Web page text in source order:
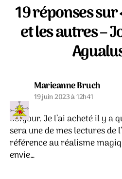
19 réponses
et les autres –
Marieanne Bruchdit :
19 juin 2023 à 12h41
Bonjour. Je l’ai acheté il y a
sera une de mes lectures de
référence au réalisme
envie…